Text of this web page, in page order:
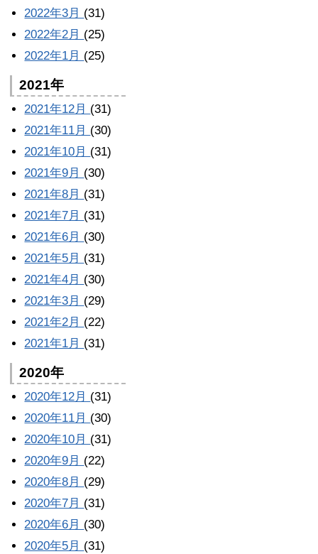
2022年3月 (31)
2022年2月 (25)
2022年1月 (25)
2021年
2021年12月 (31)
2021年11月 (30)
2021年10月 (31)
2021年9月 (30)
2021年8月 (31)
2021年7月 (31)
2021年6月 (30)
2021年5月 (31)
2021年4月 (30)
2021年3月 (29)
2021年2月 (22)
2021年1月 (31)
2020年
2020年12月 (31)
2020年11月 (30)
2020年10月 (31)
2020年9月 (22)
2020年8月 (29)
2020年7月 (31)
2020年6月 (30)
2020年5月 (31)